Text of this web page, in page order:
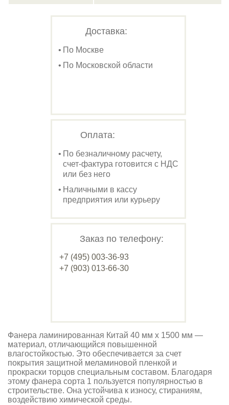
Доставка:
По Москве
По Московской области
Оплата:
По безналичному расчету,
счет-фактура готовится с НДС
или без него
Наличными в кассу
предприятия или курьеру
Заказ по телефону:
+7 (495) 003-36-93
+7 (903) 013-66-30
Фанера ламинированная Китай 40 мм х 1500 мм —
материал, отличающийся повышенной
влагостойкостью. Это обеспечивается за счет
покрытия защитной меламиновой пленкой и
прокраски торцов специальным составом. Благодаря
этому фанера сорта 1 пользуется популярностью в
строительстве. Она устойчива к износу, стираниям,
воздействию химической среды.